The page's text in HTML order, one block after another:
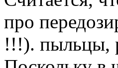
про
!!!). пыльцы,